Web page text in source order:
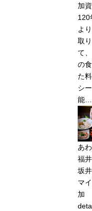
加
120
よ
取
て
の
た
シ
能…
あ
福
坂
マ
加